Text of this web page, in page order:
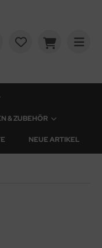
& ZUBEHÖR
NEUE ARTIKEL